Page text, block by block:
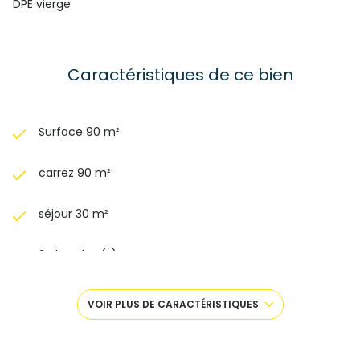
mandataire indépendant.
DPE vierge
Caractéristiques de ce bien
Surface 90 m²
carrez 90 m²
séjour 30 m²
2 chambre(s)
1 salle(s) de bain
VOIR PLUS DE CARACTÉRISTIQUES